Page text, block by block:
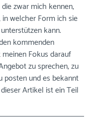
zwar mich kennen,
welcher Form ich sie
kann.
kommenden
Fokus darauf
zu sprechen, zu
posten und es bekannt
Artikel ist ein Teil